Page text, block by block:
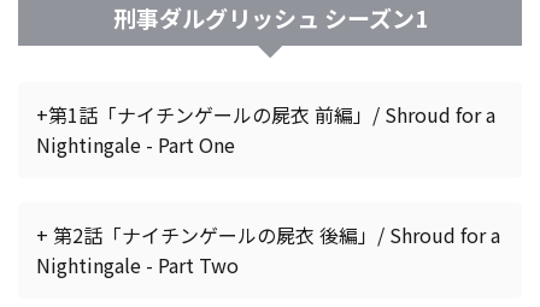
刑事ダルグリッシュ シーズン1
+第1話「ナイチンゲールの屍衣 前編」/ Shroud for a
Nightingale - Part One
+ 第2話「ナイチンゲールの屍衣 後編」/ Shroud for a
Nightingale - Part Two